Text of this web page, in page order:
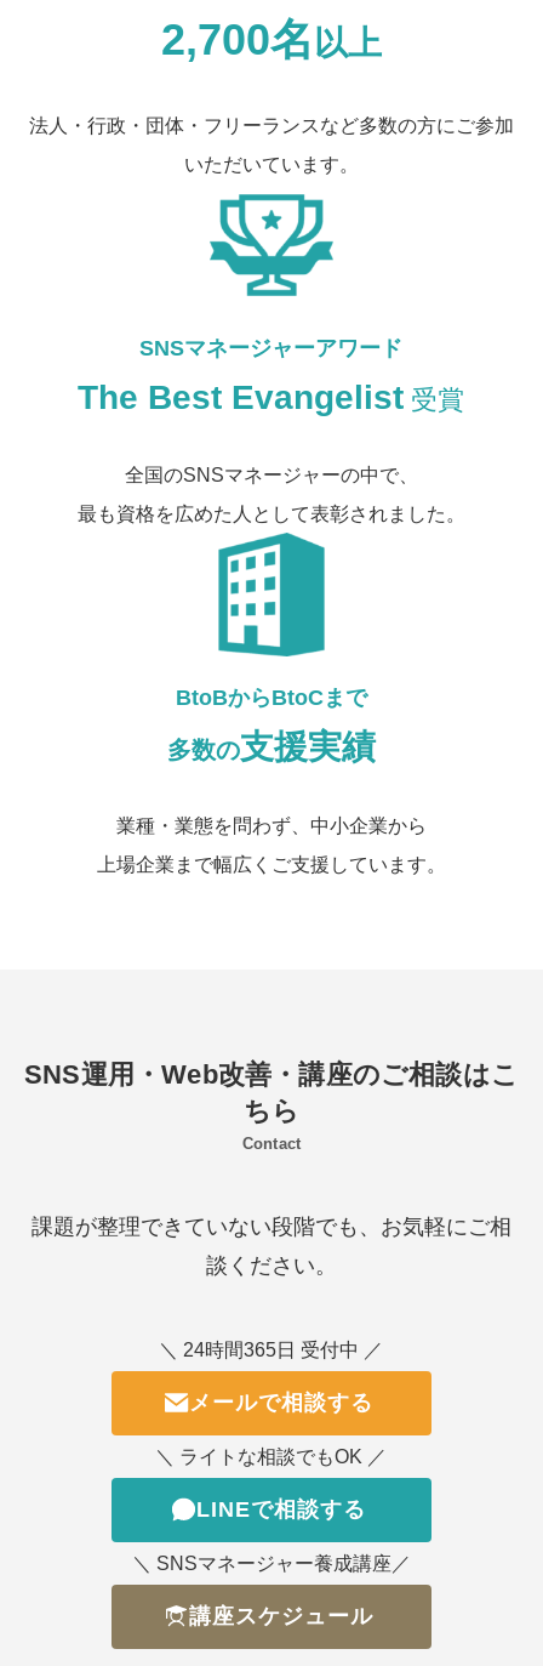
2,700名以上
法人・行政・団体・フリーランスなど多数の方にご参加
いただいています。
SNSマネージャーアワード
The Best Evangelist 受賞
全国のSNSマネージャーの中で、
最も資格を広めた人として表彰されました。
BtoBからBtoCまで
多数の支援実績
業種・業態を問わず、中小企業から
上場企業まで幅広くご支援しています。
SNS運用・Web改善・講座のご相談はこ
ちら
Contact
課題が整理できていない段階でも、お気軽にご相
談ください。
＼ 24時間365日 受付中 ／
メールで相談する
＼ ライトな相談でもOK ／
LINEで相談する
＼ SNSマネージャー養成講座／
講座スケジュール